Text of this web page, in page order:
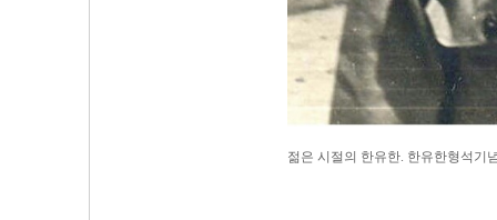
젊은 시절의 한유한. 한유한형석기